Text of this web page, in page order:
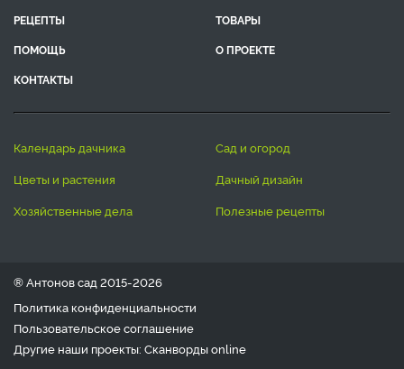
РЕЦЕПТЫ
ТОВАРЫ
ПОМОЩЬ
О ПРОЕКТЕ
КОНТАКТЫ
календарь дачника
сад и огород
цветы и растения
дачный дизайн
хозяйственные дела
полезные рецепты
® Антонов сад 2015-2026
Политика конфиденциальности
Пользовательское соглашение
Другие наши проекты: Сканвордыonline